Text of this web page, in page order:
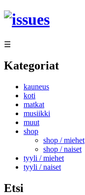
Siirry
sisältöön
☰
Kategoriat
kauneus
koti
matkat
musiikki
muut
shop
shop / miehet
shop / naiset
tyyli / miehet
tyyli / naiset
Etsi